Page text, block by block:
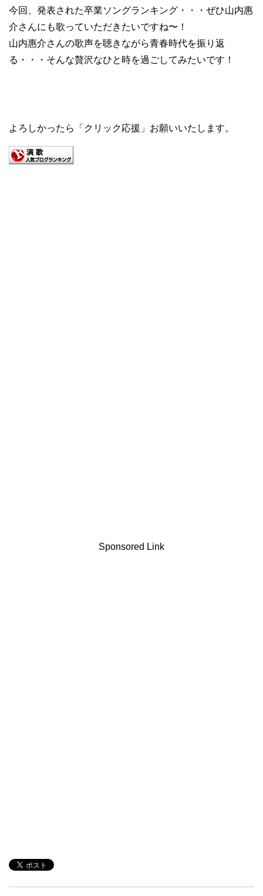
今回、発表された卒業ソングランキング・・・ぜひ山内惠
介さんにも歌っていただきたいですね〜！
山内惠介さんの歌声を聴きながら青春時代を振り返
る・・・そんな贅沢なひと時を過ごしてみたいです！
よろしかったら「クリック応援」お願いいたします。
Sponsored Link